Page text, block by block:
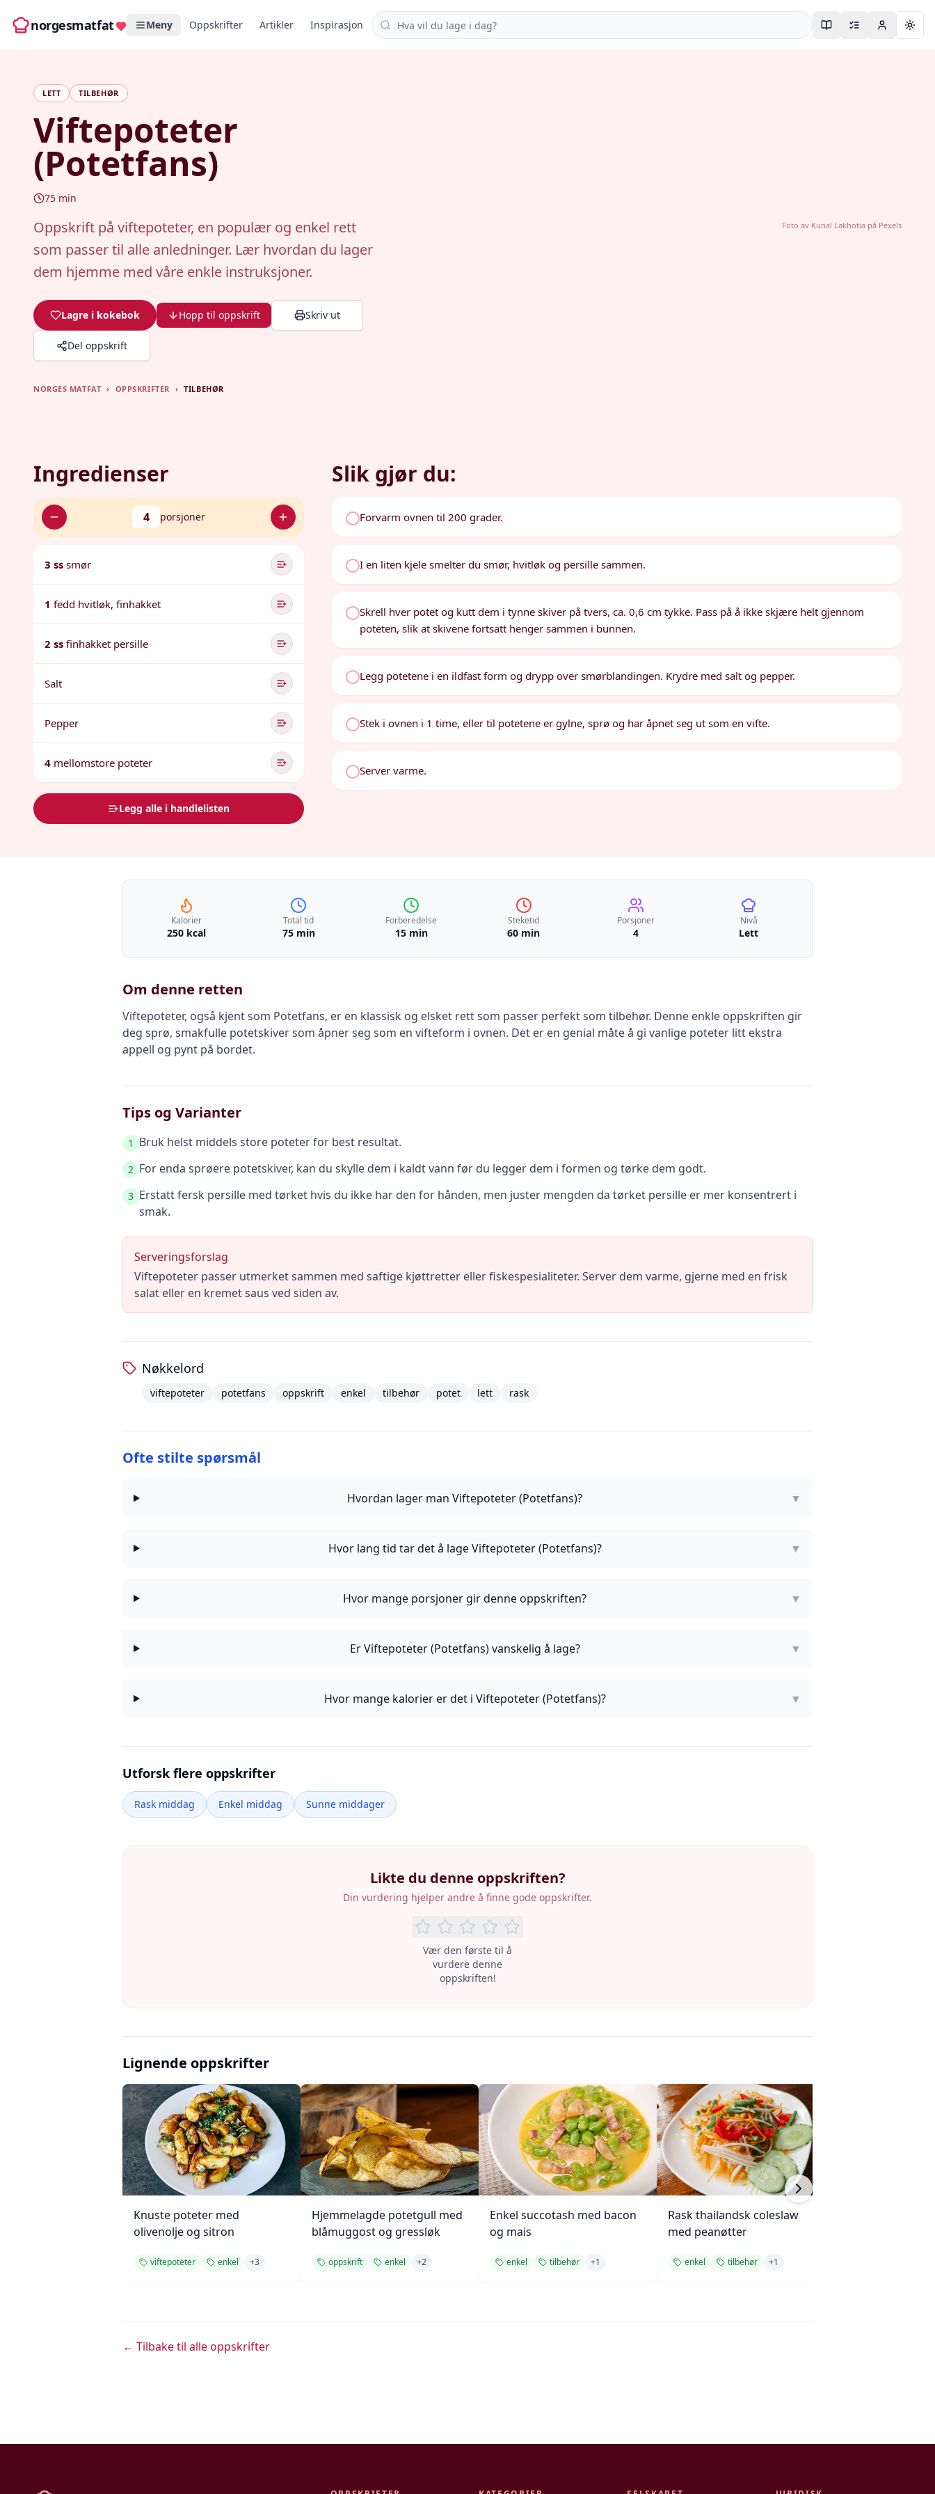
norgesmatfat Meny Oppskrifter Artikler Inspirasjon Søk i oppskrifter
LETT TILBEHØR
Viftepoteter
(Potetfans)
75 min
Oppskrift på viftepoteter, en populær og enkel rett
som passer til alle anledninger. Lær hvordan du lager
dem hjemme med våre enkle instruksjoner.
Lagre i kokebok Hopp til oppskrift Skriv ut
Del oppskrift
Foto av Kunal Lakhotiapå Pexels
NORGES MATFAT › OPPSKRIFTER › TILBEHØR
Ingredienser
4 porsjoner
3 ss smør
1 fedd hvitløk, finhakket
2 ss finhakket persille
Salt
Pepper
4 mellomstore poteter
Legg alle i handlelisten
Slik gjør du:
Forvarm ovnen til 200 grader.
I en liten kjele smelter du smør, hvitløk og persille sammen.
Skrell hver potet og kutt dem i tynne skiver på tvers, ca. 0,6 cm tykke. Pass på å ikke skjære helt gjennom
poteten, slik at skivene fortsatt henger sammen i bunnen.
Legg potetene i en ildfast form og drypp over smørblandingen. Krydre med salt og pepper.
Stek i ovnen i 1 time, eller til potetene er gylne, sprø og har åpnet seg ut som en vifte.
Server varme.
Kalorier
250 kcal
Total tid
75 min
Forberedelse
15 min
Steketid
60 min
Porsjoner
4
Nivå
Lett
Om denne retten
Viftepoteter, også kjent som Potetfans, er en klassisk og elsket rett som passer perfekt som tilbehør. Denne enkle oppskriften gir
deg sprø, smakfulle potetskiver som åpner seg som en vifteform i ovnen. Det er en genial måte å gi vanlige poteter litt ekstra
appell og pynt på bordet.
Tips og Varianter
1 Bruk helst middels store poteter for best resultat.
2 For enda sprøere potetskiver, kan du skylle dem i kaldt vann før du legger dem i formen og tørke dem godt.
3 Erstatt fersk persille med tørket hvis du ikke har den for hånden, men juster mengden da tørket persille er mer konsentrert i
smak.
Serveringsforslag
Viftepoteter passer utmerket sammen med saftige kjøttretter eller fiskespesialiteter. Server dem varme, gjerne med en frisk
salat eller en kremet saus ved siden av.
Nøkkelord
viftepoteter potetfans oppskrift enkel tilbehør potet lett rask
Ofte stilte spørsmål
Hvordan lager man Viftepoteter (Potetfans)? ▼
Hvor lang tid tar det å lage Viftepoteter (Potetfans)? ▼
Hvor mange porsjoner gir denne oppskriften? ▼
Er Viftepoteter (Potetfans) vanskelig å lage? ▼
Hvor mange kalorier er det i Viftepoteter (Potetfans)? ▼
Utforsk flere oppskrifter
Rask middag Enkel middag Sunne middager
Likte du denne oppskriften?
Din vurdering hjelper andre å finne gode oppskrifter.
Vær den første til å
vurdere denne
oppskriften!
Lignende oppskrifter
Knuste poteter med
olivenolje og sitron
viftepoteter enkel +3
Hjemmelagde potetgull med
blåmuggost og gressløk
oppskrift enkel +2
Enkel succotash med bacon
og mais
enkel tilbehør +1
Rask thailandsk coleslaw
med peanøtter
enkel tilbehør +1
← Tilbake til alle oppskrifter